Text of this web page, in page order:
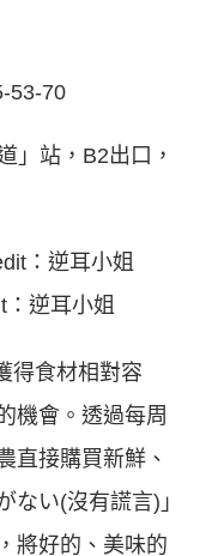
53-70
」站，B2出口，
：逆耳小姐
得食材相對容
機會。透過每周
直接購買新鮮、
ない(沒有謊言)」
將好的、美味的